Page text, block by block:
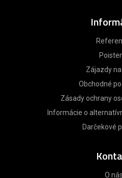
Zájazdy
Obchodné
Zásady ochrany
Informácie o
Darčekové
O nás